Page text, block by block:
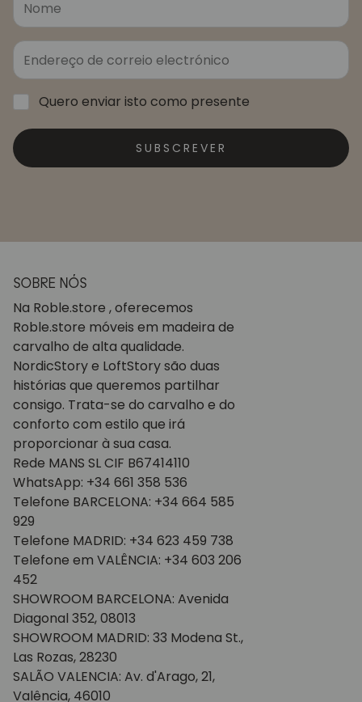
Quero enviar isto como presente
SUBSCREVER
SOBRE NÓS
Na Roble.store , oferecemos
Roble.store móveis em madeira de
carvalho de alta qualidade.
NordicStory e LoftStory são duas
histórias que queremos partilhar
consigo. Trata-se do carvalho e do
conforto com estilo que irá
proporcionar à sua casa.
Rede MANS SL CIF B67414110
WhatsApp: +34 661 358 536
Telefone BARCELONA: +34 664 585
929
Telefone MADRID: +34 623 459 738
Telefone em VALÊNCIA: +34 603 206
452
SHOWROOM BARCELONA: Avenida
Diagonal 352, 08013
SHOWROOM MADRID: 33 Modena St.,
Las Rozas, 28230
SALÃO VALENCIA: Av. d'Arago, 21,
Valência, 46010